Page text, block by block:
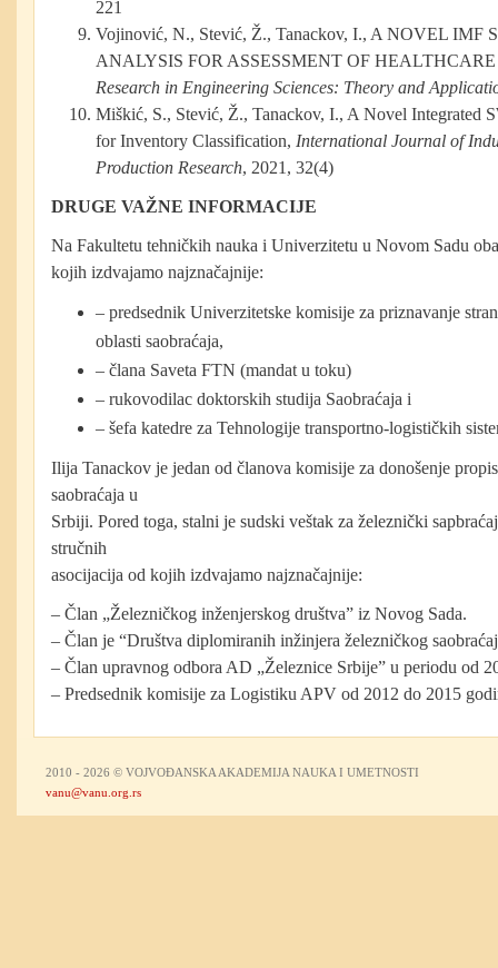
221
Vojinović, N., Stević, Ž., Tanackov, I., A NOVEL IMF
ANALYSIS FOR ASSESSMENT OF
Research in Engineering Sciences: Theory and
Miškić, S., Stević, Ž., Tanackov, I., A Novel Integrated
for Inventory Classification, International Journal of
Production Research, 2021, 32(4)
DRUGE VAŽNE INFORMACIJE
Na Fakultetu tehničkih nauka i Univerzitetu u Novom Sadu
kojih izdvajamo najznačajnije:
– predsednik Univerzitetske komisije za priznavanje
oblasti saobraćaja,
– člana Saveta FTN (mandat u toku)
– rukovodilac doktorskih studija Saobraćaja i
– šefa katedre za Tehnologije transportno-logističkih
Ilija Tanackov je jedan od članova komisije za donošenje
saobraćaja u
Srbiji. Pored toga, stalni je sudski veštak za železnički
stručnih
asocijacija od kojih izdvajamo najznačajnije:
– Član „Železničkog inženjerskog društva” iz Novog Sada.
– Član je “Društva diplomiranih inžinjera železničkog
– Član upravnog odbora AD „Železnice Srbije” u periodu od
– Predsednik komisije za Logistiku APV od 2012 do 2015
2010 - 2026 © VOJVOĐANSKA AKADEMIJA NAUKA I UMETNOSTI
vanu@vanu.org.rs